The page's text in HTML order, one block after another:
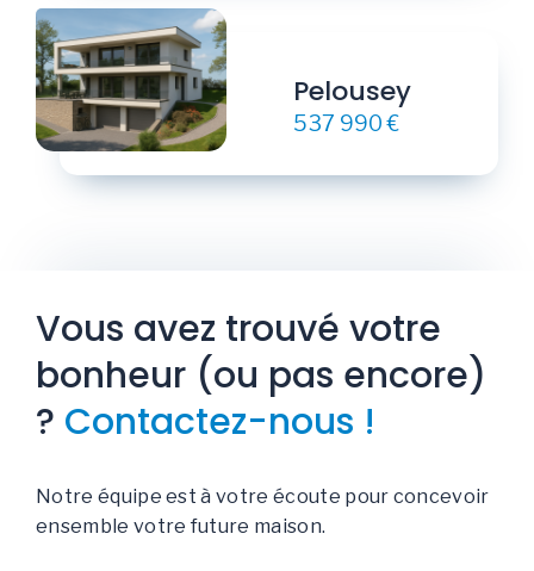
Pelousey
537 990 €
Vous avez trouvé votre
bonheur (ou pas encore)
? Contactez-nous !
Notre équipe est à votre écoute pour concevoir
ensemble votre future maison.